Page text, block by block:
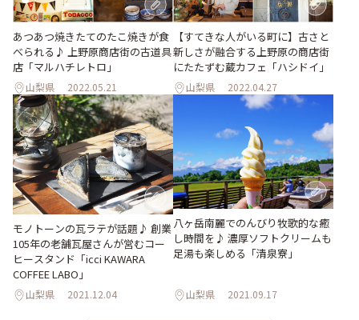
あつあつ焼きたてのたこ焼きが食
べられる♪ 上野原商店街の古道具
店「マルハチレトロ」
山梨県 2022.05.21
【すてきな人がいる町に】古さと
新しさが融合する上野原の商店街
にたたずむ蔵カフェ「ハシドイ」
山梨県 2022.04.27
モノトーンの瓦ラテが話題♪ 創業
105年の老舗瓦屋さんが営むコー
ヒースタンド「icci KAWARA
COFFEE LABO」
山梨県 2021.12.04
八ヶ岳南麗でのんびり牧歌的な癒
し時間を♪ 濃厚ソフトクリームも
足湯も楽しめる「清泉寮」
山梨県 2021.09.17